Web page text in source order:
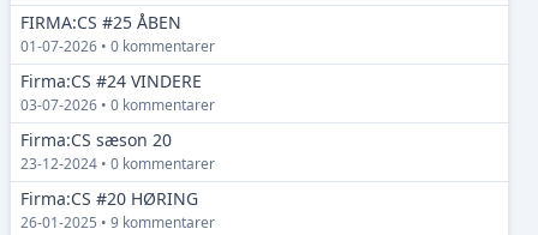
FIRMA:CS #25 ÅBEN
01-07-2026 • 0 kommentarer
Firma:CS #24 VINDERE
03-07-2026 • 0 kommentarer
Firma:CS sæson 20
23-12-2024 • 0 kommentarer
Firma:CS #20 HØRING
26-01-2025 • 9 kommentarer